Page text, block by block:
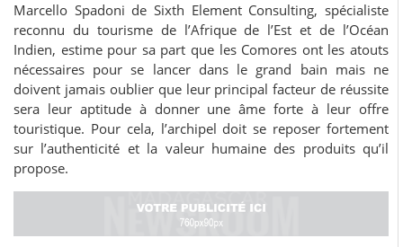
Marcello Spadoni de Sixth Element Consulting, spécialiste
reconnu du tourisme de l’Afrique de l’Est et de l’Océan
Indien, estime pour sa part que les Comores ont les atouts
nécessaires pour se lancer dans le grand bain mais ne
doivent jamais oublier que leur principal facteur de réussite
sera leur aptitude à donner une âme forte à leur offre
touristique. Pour cela, l’archipel doit se reposer fortement
sur l’authenticité et la valeur humaine des produits qu’il
propose.